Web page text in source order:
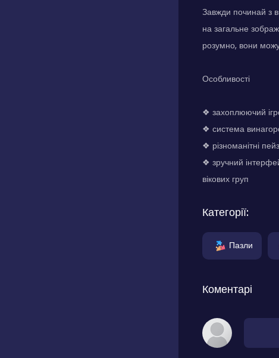
Завжди починай з
на загальне
розумно, вони
Особливості
❖ захоплюючий
❖ система
❖ різноманітні
❖ зручний
вікових груп
Категорії:
Пазли
Коментарі